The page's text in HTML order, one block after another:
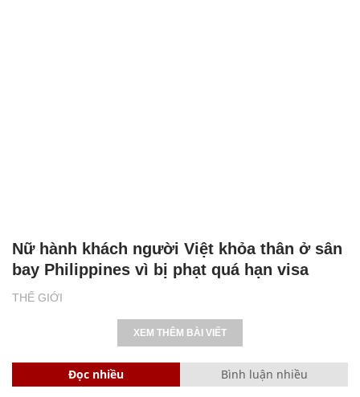
THẾ GIỚI
Nữ hành khách người Việt khỏa thân ở sân
bay Philippines vì bị phạt quá hạn visa
XEM THÊM BÀI VIẾT
Đọc nhiều Bình luận nhiều